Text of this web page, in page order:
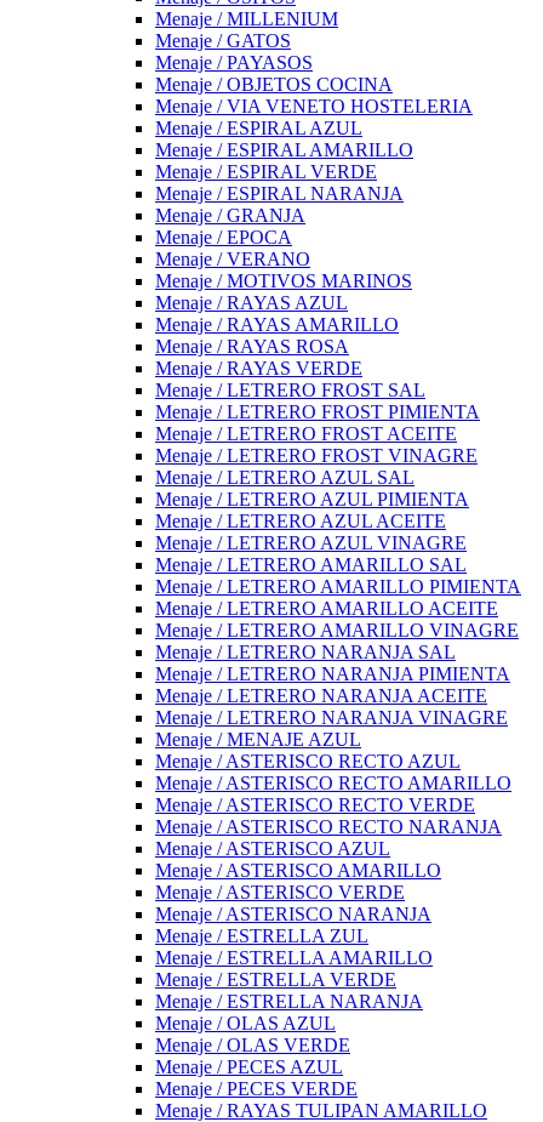
Menaje / MILLENIUM
Menaje / GATOS
Menaje / PAYASOS
Menaje / OBJETOS COCINA
Menaje / VIA VENETO HOSTELERIA
Menaje / ESPIRAL AZUL
Menaje / ESPIRAL AMARILLO
Menaje / ESPIRAL VERDE
Menaje / ESPIRAL NARANJA
Menaje / GRANJA
Menaje / EPOCA
Menaje / VERANO
Menaje / MOTIVOS MARINOS
Menaje / RAYAS AZUL
Menaje / RAYAS AMARILLO
Menaje / RAYAS ROSA
Menaje / RAYAS VERDE
Menaje / LETRERO FROST SAL
Menaje / LETRERO FROST PIMIENTA
Menaje / LETRERO FROST ACEITE
Menaje / LETRERO FROST VINAGRE
Menaje / LETRERO AZUL SAL
Menaje / LETRERO AZUL PIMIENTA
Menaje / LETRERO AZUL ACEITE
Menaje / LETRERO AZUL VINAGRE
Menaje / LETRERO AMARILLO SAL
Menaje / LETRERO AMARILLO PIMIENTA
Menaje / LETRERO AMARILLO ACEITE
Menaje / LETRERO AMARILLO VINAGRE
Menaje / LETRERO NARANJA SAL
Menaje / LETRERO NARANJA PIMIENTA
Menaje / LETRERO NARANJA ACEITE
Menaje / LETRERO NARANJA VINAGRE
Menaje / MENAJE AZUL
Menaje / ASTERISCO RECTO AZUL
Menaje / ASTERISCO RECTO AMARILLO
Menaje / ASTERISCO RECTO VERDE
Menaje / ASTERISCO RECTO NARANJA
Menaje / ASTERISCO AZUL
Menaje / ASTERISCO AMARILLO
Menaje / ASTERISCO VERDE
Menaje / ASTERISCO NARANJA
Menaje / ESTRELLA ZUL
Menaje / ESTRELLA AMARILLO
Menaje / ESTRELLA VERDE
Menaje / ESTRELLA NARANJA
Menaje / OLAS AZUL
Menaje / OLAS VERDE
Menaje / PECES AZUL
Menaje / PECES VERDE
Menaje / RAYAS TULIPAN AMARILLO